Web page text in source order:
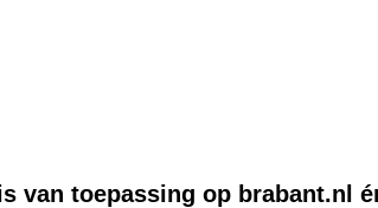
van toepassing op brabant.nl